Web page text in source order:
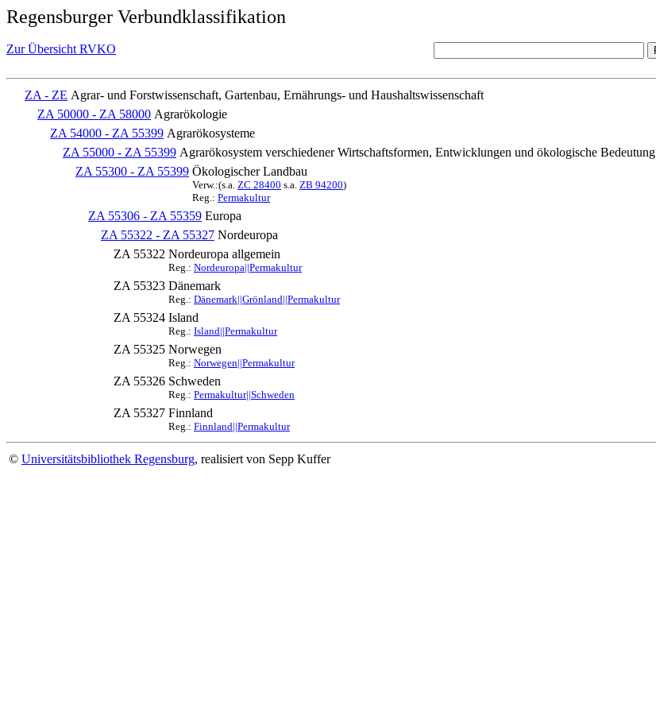
Regensburger Verbundklassifikation
Zur Übersicht RVKO
ZA - ZE Agrar- und Forstwissenschaft, Gartenbau, Ernährungs- und Haushaltswissenschaft
ZA 50000 - ZA 58000 Agrarökologie
ZA 54000 - ZA 55399 Agrarökosysteme
ZA 55000 - ZA 55399 Agrarökosystem verschiedener Wirtschaftsformen, Entwicklungen und ökologische Bedeutung
ZA 55300 - ZA 55399 Ökologischer Landbau
Verw.:(s.a. ZC 28400 s.a. ZB 94200)
Reg.: Permakultur
ZA 55306 - ZA 55359 Europa
ZA 55322 - ZA 55327 Nordeuropa
ZA 55322 Nordeuropa allgemein
Reg.: Nordeuropa||Permakultur
ZA 55323 Dänemark
Reg.: Dänemark||Grönland||Permakultur
ZA 55324 Island
Reg.: Island||Permakultur
ZA 55325 Norwegen
Reg.: Norwegen||Permakultur
ZA 55326 Schweden
Reg.: Permakultur||Schweden
ZA 55327 Finnland
Reg.: Finnland||Permakultur
© Universitätsbibliothek Regensburg, realisiert von Sepp Kuffer